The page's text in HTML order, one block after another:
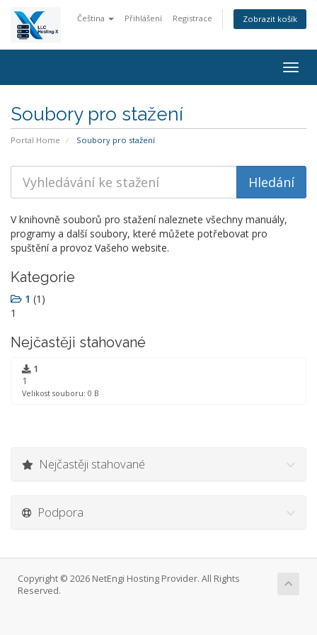
Čeština Přihlášení Registrace Zobrazit košík
Soubory pro stažení
Portal Home Soubory pro stažení
V knihovně souborů pro stažení naleznete všechny manuály,
programy a další soubory, které můžete potřebovat pro
spuštění a provoz Vašeho website.
Kategorie
1 (1)
1
Nejčastěji stahované
1
1
Velikost souboru: 0 B
Nejčastěji stahované
Podpora
Copyright © 2026 NetEngi Hosting Provider. All Rights
Reserved.